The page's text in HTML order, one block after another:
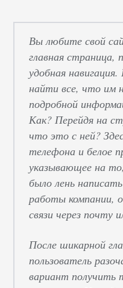
Вы любите свой
главная страница,
удобная
найти все, что им
подробной
Как? Перейдя на
что это с ней?
телефона и белое
указывающее на
было лень
работы компании,
связи через почту
После шикарной
пользователь
вариант